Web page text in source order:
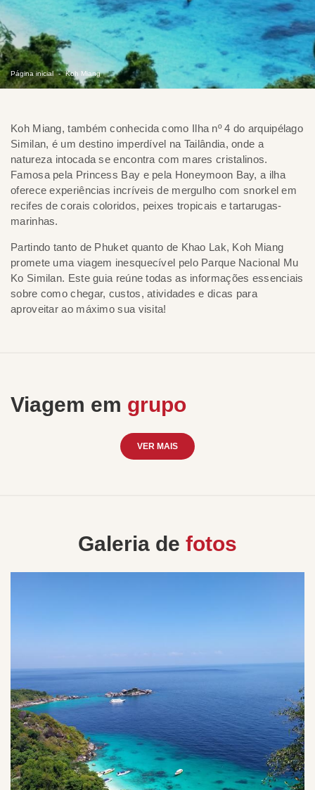
Página inicial Koh Miang
Koh Miang, também conhecida como Ilha nº 4 do arquipélago
Similan, é um destino imperdível na Tailândia, onde a
natureza intocada se encontra com mares cristalinos.
Famosa pela Princess Bay e pela Honeymoon Bay, a ilha
oferece experiências incríveis de mergulho com snorkel em
recifes de corais coloridos, peixes tropicais e tartarugas-
marinhas.
Partindo tanto de Phuket quanto de Khao Lak, Koh Miang
promete uma viagem inesquecível pelo Parque Nacional Mu
Ko Similan. Este guia reúne todas as informações essenciais
sobre como chegar, custos, atividades e dicas para
aproveitar ao máximo sua visita!
Viagem em grupo
VER MAIS
Galeria de fotos